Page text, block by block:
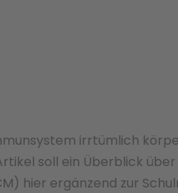
irrtümlich
soll ein Überblick über
hier ergänzend zur